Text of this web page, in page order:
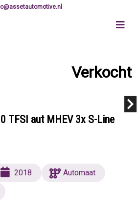
Verkocht
TFSI aut MHEV 3x S-Line
2018
Automaat